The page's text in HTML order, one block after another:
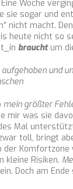
Woche
sie sogar und
nicht macht.
heute nicht so
brauchtum
aufgehoben und
mein größter
mir was sie
Mal
toll, bringt
der Komfortzone
kleine Risiken.
Doch am